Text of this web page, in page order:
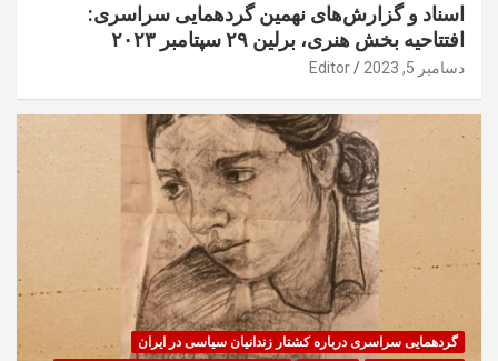
اسناد و گزارش‌های نهمین گردهمایی سراسری:
افتتاحیه بخش هنری، برلین ۲۹ سپتامبر ۲۰۲۳
دسامبر 5, 2023 Editor
گردهمایی سراسری درباره کشتار زندانیان سیاسی در ایران